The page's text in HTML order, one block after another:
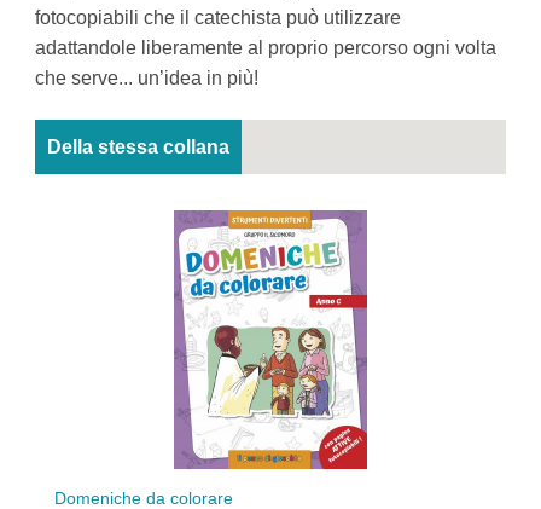
fotocopiabili che il catechista può utilizzare
adattandole liberamente al proprio percorso ogni volta
che serve... un’idea in più!
Della stessa collana
Domeniche da colorare